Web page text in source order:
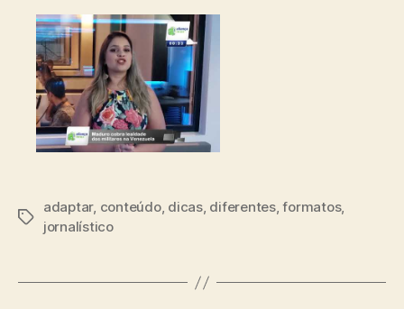
Tags
adaptar, conteúdo, dicas, diferentes,formatos,
jornalístico